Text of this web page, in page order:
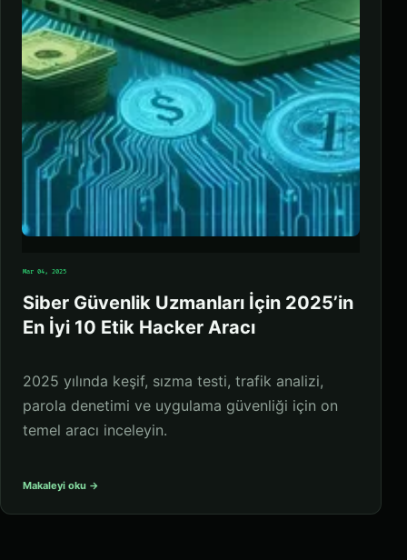
Mar 04, 2025
Siber Güvenlik Uzmanları İçin 2025’in
En İyi 10 Etik Hacker Aracı
2025 yılında keşif, sızma testi, trafik analizi,
parola denetimi ve uygulama güvenliği için on
temel aracı inceleyin.
Makaleyi oku →